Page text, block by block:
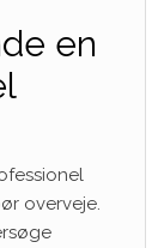
en
overveje.